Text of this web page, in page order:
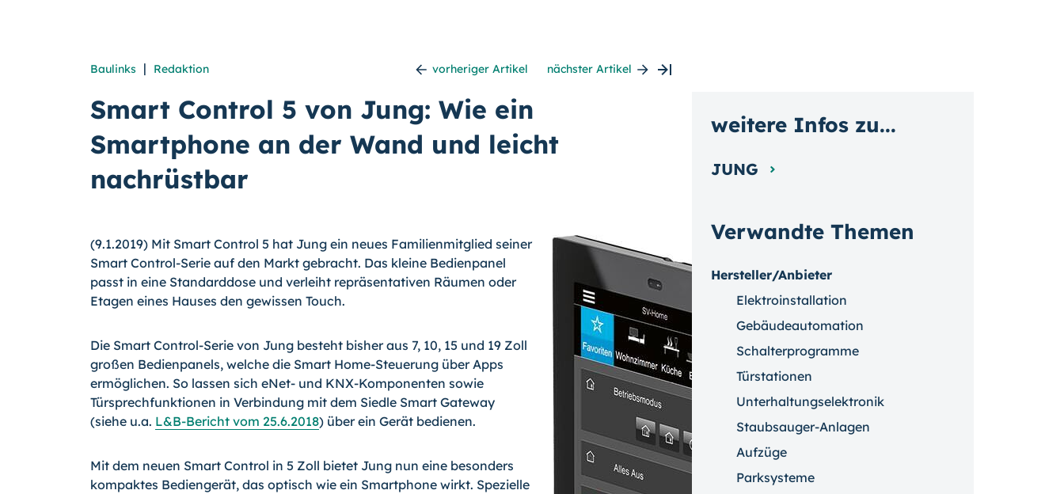
Baulinks | Redaktion vorheriger Artikel nächster Artikel
Smart Control 5 von Jung: Wie ein
Smartphone an der Wand und leicht
nachrüstbar
(9.1.2019) Mit Smart Control 5 hat Jung ein neues Familienmitglied seiner
Smart Control-Serie auf den Markt gebracht. Das kleine Bedienpanel
passt in eine Standarddose und verleiht repräsentativen Räumen oder
Etagen eines Hauses den gewissen Touch.
Die Smart Control-Serie von Jung besteht bisher aus 7, 10, 15 und 19 Zoll
großen Bedienpanels, welche die Smart Home-Steuerung über Apps
ermöglichen. So lassen sich eNet- und KNX-Komponenten sowie
Türsprechfunktionen in Verbindung mit dem Siedle Smart Gateway
(siehe u.a. L&B-Bericht vom 25.6.2018) über ein Gerät bedienen.
Mit dem neuen Smart Control in 5 Zoll bietet Jung nun eine besonders
kompaktes Bediengerät, das optisch wie ein Smartphone wirkt. Spezielle
Verwandte Themen
Hersteller/Anbieter
Elektroinstallation
Gebäudeautomation
Schalterprogramme
Türstationen
Unterhaltungselektronik
Staubsauger-Anlagen
Aufzüge
Parksysteme
weitere Infos zu...
JUNG